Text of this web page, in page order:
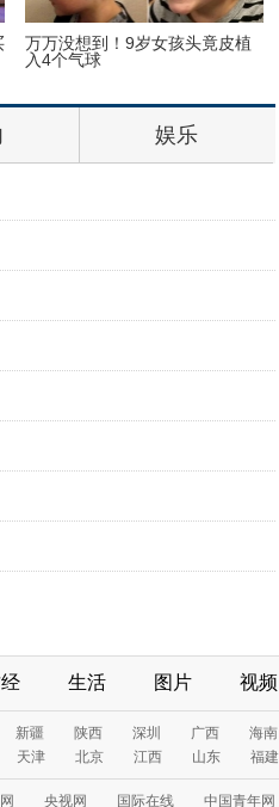
巴西：2016里约动漫节精彩上演
花式Cosplay美女趣味十足
娱乐
生活 图片 视频
新疆 陕西 深圳 广西 海南
天津 北京 江西 山东 福建
央视网 国际在线 中国青年网